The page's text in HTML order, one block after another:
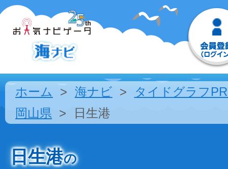
ホーム 海ナビ
タイドグラフ
岡山県
日生港
日生港の